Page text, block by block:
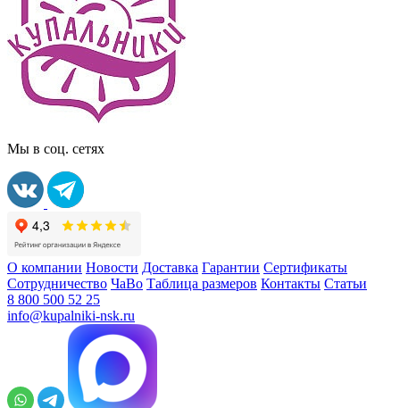
Мы в соц. сетях
О компании Новости Доставка Гарантии Сертификаты
Сотрудничество ЧаВо Таблица размеров Контакты Статьи
8 800 500 52 25
info@kupalniki-nsk.ru